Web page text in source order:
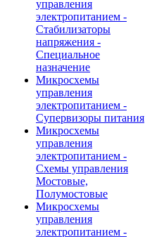
управления
электропитанием -
Стабилизаторы
напряжения -
Специальное
назначение
Микросхемы
управления
электропитанием -
Супервизоры питания
Микросхемы
управления
электропитанием -
Схемы управления
Мостовые,
Полумостовые
Микросхемы
управления
электропитанием -